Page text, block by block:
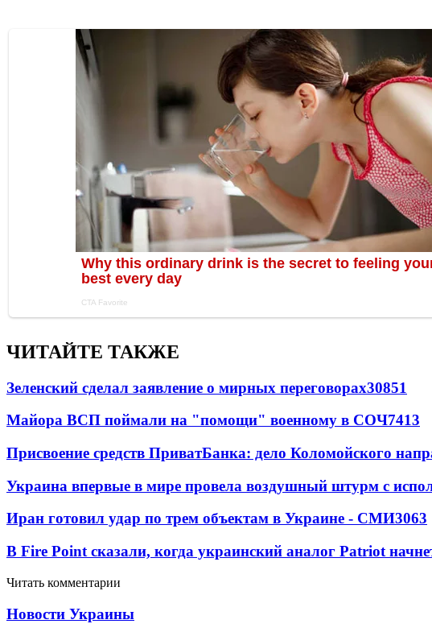
ЧИТАЙТЕ ТАКЖЕ
Зеленский сделал заявление о мирных переговорах30851
Майора ВСП поймали на "помощи" военному в СОЧ7413
Присвоение средств ПриватБанка: дело Коломойского
Украина впервые в мире провела воздушный штурм с
Иран готовил удар по трем объектам в Украине - СМИ3063
В Fire Point сказали, когда украинский аналог Patriot
Читать комментарии
Новости Украины